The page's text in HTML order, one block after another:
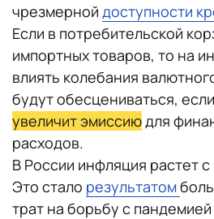
чрезмерной доступности
Если в потребительской
импортных товаров, то на
влиять колебания
будут обесцениваться,
увеличит эмиссиюдля
расходов.
В России инфляция растет
Это стало результатом
трат на борьбу с пандемией